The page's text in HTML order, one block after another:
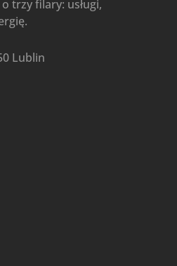
trzy filary: usługi,
Lublin